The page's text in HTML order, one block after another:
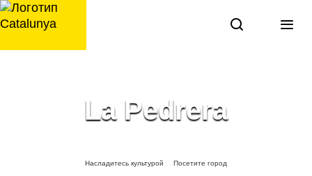
перейти
к
La Pedrera
Насладитесь культурой Посетите город